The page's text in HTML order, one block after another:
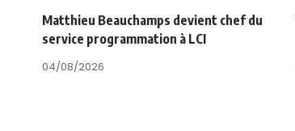
Matthieu Beauchamps devient chef du
service programmation à LCI
04/08/2026